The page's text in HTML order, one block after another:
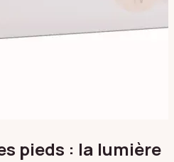
pieds : la lumière